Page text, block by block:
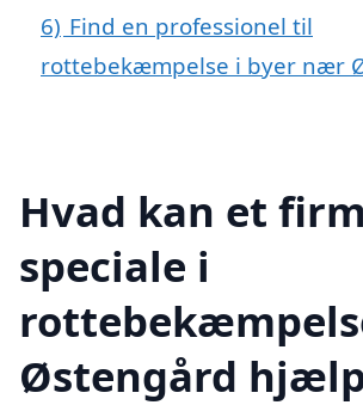
6) Find en professionel til
rottebekæmpelse i byer nær
Hvad kan et
speciale i
Østengård